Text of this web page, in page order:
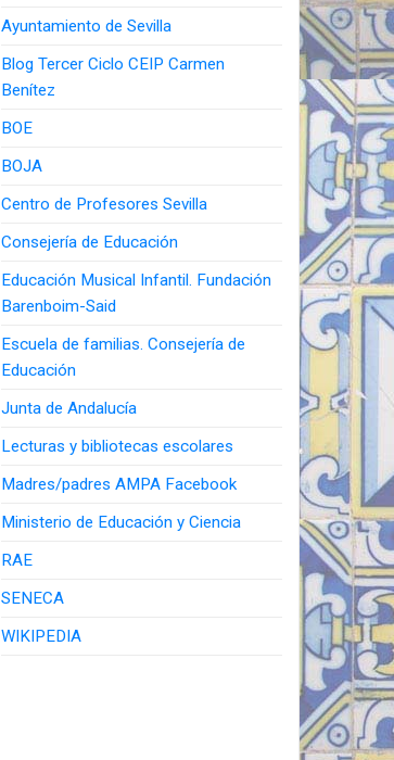
Ayuntamiento de Sevilla
Blog Tercer Ciclo CEIP Carmen
Benítez
BOE
BOJA
Centro de Profesores Sevilla
Consejería de Educación
Educación Musical Infantil. Fundación
Barenboim-Said
Escuela de familias. Consejería de
Educación
Junta de Andalucía
Lecturas y bibliotecas escolares
Madres/padres AMPA Facebook
Ministerio de Educación y Ciencia
RAE
SENECA
WIKIPEDIA